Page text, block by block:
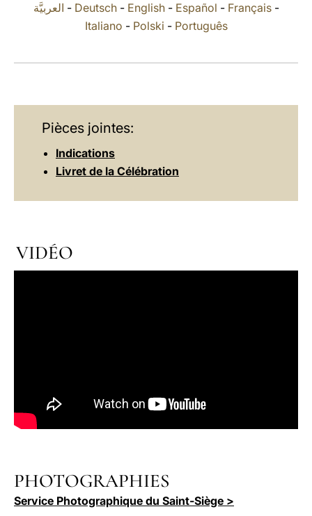
العربيَّة - Deutsch- English- Español - Français-
Italiano - Polski - Português
Pièces jointes:
Indications
Livret de la Célébration
VIDÉO
PHOTOGRAPHIES
Service Photographique du Saint-Siège >